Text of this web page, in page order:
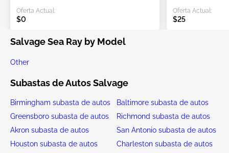
Oferta Actual:
$0
Oferta Actual:
$25
Salvage Sea Ray by Model
Other
Subastas de Autos Salvage
Birmingham subasta de autos
Baltimore subasta de autos
Greensboro subasta de autos
Richmond subasta de autos
Akron subasta de autos
San Antonio subasta de autos
Houston subasta de autos
Charleston subasta de autos